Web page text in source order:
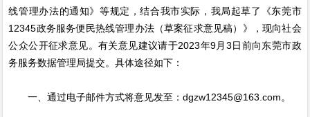
线管理办法的通知》等规定，结合我市实际，我局起草了《东莞市
12345政务服务便民热线管理办法（草案征求意见稿）》，现向社会
公众公开征求意见。有关意见建议请于2023年9月3日前向东莞市政
务服务数据管理局提交。具体途径如下：
一、通过电子邮件方式将意见发至：dgzw12345@163.com。